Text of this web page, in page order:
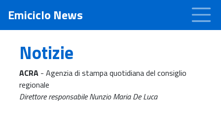
Emiciclo News
Notizie
ACRA - Agenzia di stampa quotidiana del consiglio
regionale
Direttore responsabile Nunzio Maria De Luca